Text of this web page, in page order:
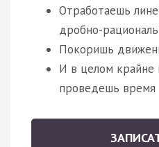
Отработаешь
дробно-
Покоришь
И в целом крайне
проведешь время